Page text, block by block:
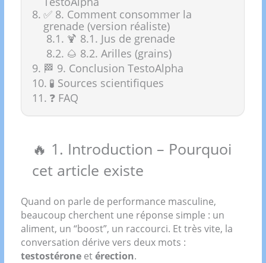
✅ 8. Comment consommer la
grenade (version réaliste)
🍹 8.1. Jus de grenade
🌰 8.2. Arilles (grains)
🏁 9. Conclusion TestoAlpha
🧪 Sources scientifiques
❓ FAQ
🔥 1. Introduction – Pourquoi
cet article existe
Quand on parle de performance masculine,
beaucoup cherchent une réponse simple : un
aliment, un “boost”, un raccourci. Et très vite, la
conversation dérive vers deux mots :
testostérone etérection.